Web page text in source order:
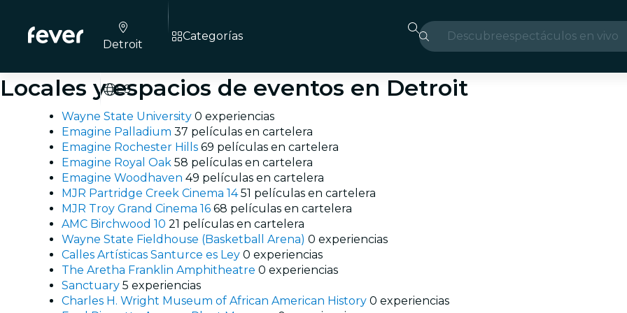
Descubreespectáculos en vivo
Detroit
ES
Categorías
Locales y espacios de eventos en Detroit
Wayne State University 0 experiencias
Emagine Palladium 37 películas en cartelera
Emagine Rochester Hills 69 películas en cartelera
Emagine Royal Oak 58 películas en cartelera
Emagine Woodhaven 49 películas en cartelera
MJR Partridge Creek Cinema 1451 películas en cartelera
MJR Troy Grand Cinema 16 68 películas en cartelera
AMC Birchwood 10 21 películas en cartelera
Wayne State Fieldhouse (Basketball Arena) 0 experiencias
Calles Artísticas Santurce es Ley 0 experiencias
The Aretha Franklin Amphitheatre 0 experiencias
Sanctuary 5 experiencias
Charles H. Wright Museum of African American History 0 experiencias